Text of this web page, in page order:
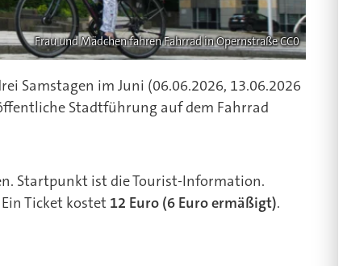
Frau und Mädchen fahren Fahrrad in Opernstraße CC0
Samstagen im Juni (06.06.2026, 13.06.2026
Stadtführung auf dem Fahrrad
Startpunkt ist die Tourist-Information.
Ein Ticket kostet 12 Euro (6 Euro ermäßigt).